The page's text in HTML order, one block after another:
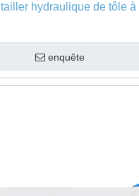
hydraulique de tôle
enquête